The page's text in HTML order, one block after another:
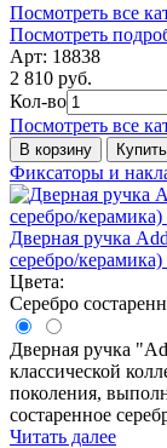
Посмотреть все
Посмотреть
Арт: 18838
2 810 руб.
Кол-во
Посмотреть все
В корзину
Фиксаторы и
Дверная ручка
серебро/
Цвета:
Серебро
Дверная ручка
классической
поколения,
состаренное
Читать далее